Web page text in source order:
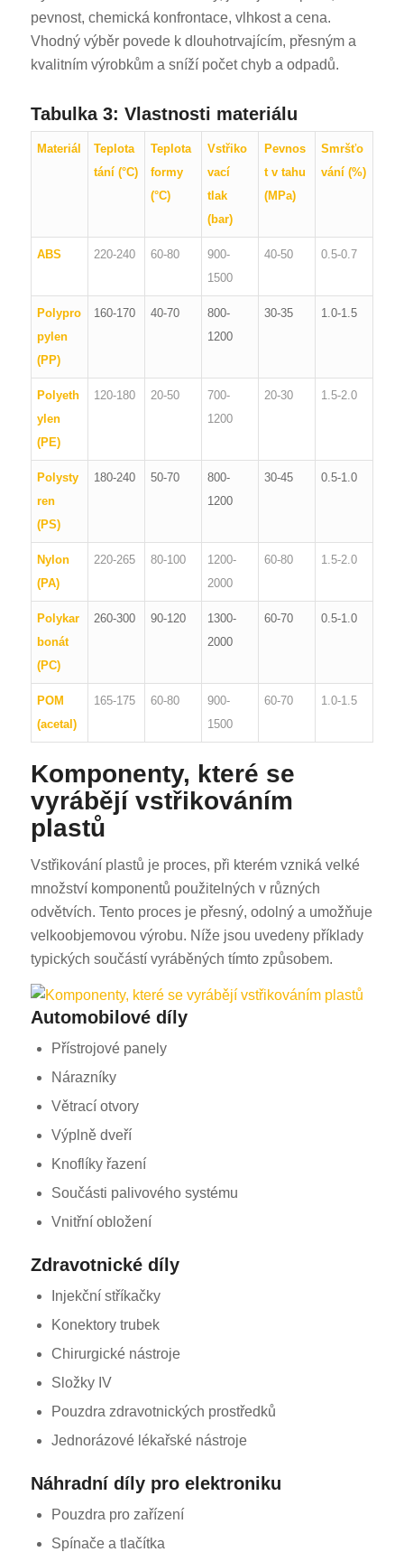
pevnost, chemická konfrontace, vlhkost a cena.
Vhodný výběr povede k dlouhotrvajícím, přesným a
kvalitním výrobkům a sníží počet chyb a odpadů.
Tabulka 3: Vlastnosti materiálu
Materiál
Teplota
tání (°C)
Teplota
formy
(°C)
Vstřiko
vací
tlak
(bar)
Pevnos
t v tahu
(MPa)
Smršťo
vání (%)
ABS 220-240 60-80
900-
1500
40-50 0.5-0.7
Polypro
pylen
(PP)
160-170 40-70
800-
1200
30-35 1.0-1.5
Polyeth
ylen
(PE)
120-180 20-50
700-
1200
20-30 1.5-2.0
Polysty
ren
(PS)
180-240 50-70
800-
1200
30-45 0.5-1.0
Nylon
(PA)
220-265 80-100
1200-
2000
60-80 1.5-2.0
Polykar
bonát
(PC)
260-300 90-120
1300-
2000
60-70 0.5-1.0
POM
(acetal)
165-175 60-80
900-
1500
60-70 1.0-1.5
Komponenty, které se
vyrábějí vstřikováním
plastů
Vstřikování plastů je proces, při kterém vzniká velké
množství komponentů použitelných v různých
odvětvích. Tento proces je přesný, odolný a umožňuje
velkoobjemovou výrobu. Níže jsou uvedeny příklady
typických součástí vyráběných tímto způsobem.
Automobilové díly
Přístrojové panely
Nárazníky
Větrací otvory
Výplně dveří
Knoflíky řazení
Součásti palivového systému
Vnitřní obložení
Zdravotnické díly
Injekční stříkačky
Konektory trubek
Chirurgické nástroje
Složky IV
Pouzdra zdravotnických prostředků
Jednorázové lékařské nástroje
Náhradní díly pro elektroniku
Pouzdra pro zařízení
Spínače a tlačítka